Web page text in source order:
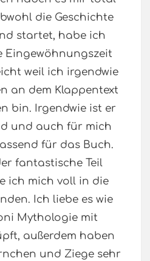
die Geschichte
startet, habe ich
Eingewöhnungszeit
weil ich irgendwie
an dem Klappentext
bin. Irgendwie ist er
und auch für mich
für das Buch.
fantastische Teil
ich mich voll in die
Ich liebe es wie
Mythologie mit
außerdem haben
und Ziege sehr